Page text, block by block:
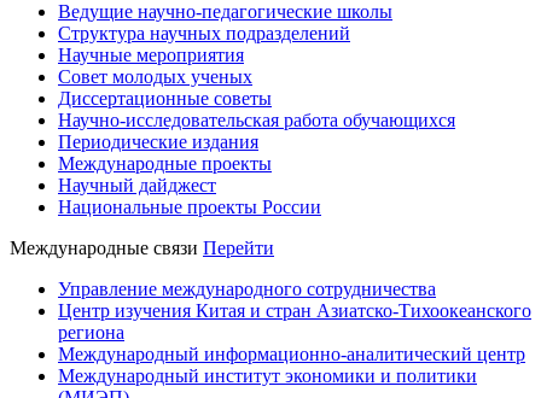
Ведущие научно-педагогические школы
Структура научных подразделений
Научные мероприятия
Совет молодых ученых
Диссертационные советы
Научно-исследовательская работа обучающихся
Периодические издания
Международные проекты
Научный дайджест
Национальные проекты России
Международные связи Перейти
Управление международного сотрудничества
Центр изучения Китая и стран Азиатско-Тихоокеанского
региона
Международный информационно-аналитический центр
Международный институт экономики и политики